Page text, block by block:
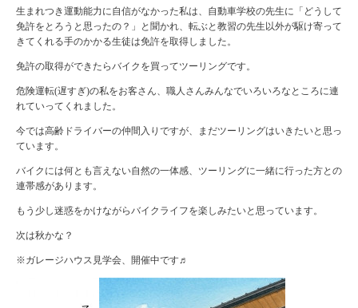
生まれつき運動能力に自信がなかった私は、自動車学校の先生に「どうして
免許をとろうと思ったの？」と聞かれ、転ぶと教習の先生以外が駆け寄って
きてくれる手のかかる生徒は免許を取得しました。
免許の取得ができたらバイクを買ってツーリングです。
危険運転(遅すぎ)の私をお客さん、職人さんみんなでいろいろなところに連
れていってくれました。
今では高齢ドライバーの仲間入りですが、まだツーリングはいきたいと思っ
ています。
バイクには何とも言えない自然の一体感、ツーリングに一緒に行った方との
連帯感があります。
もう少し迷惑をかけながらバイクライフを楽しみたいと思っています。
次は秋かな？
※ガレージハウス見学会、開催中です♬